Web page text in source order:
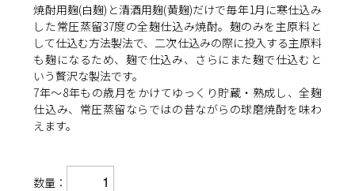
焼酎用麹(白麹)と清酒用麹(黄麹)だけで毎年1月に寒仕込み
した常圧蒸留37度の全麹仕込み焼酎。麹のみを主原料と
して仕込む方法製法で、二次仕込みの際に投入する主原料
も麹になるため、麹で仕込み、さらにまた麹で仕込むと
いう贅沢な製法です。
7年～8年もの歳月をかけてゆっくり貯蔵・熟成し、全麹
仕込み、常圧蒸留ならではの昔ながらの球磨焼酎を味わ
えます。
数量：